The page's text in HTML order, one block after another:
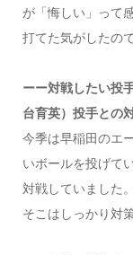
が「悔しい」って
打てた気がしたの
ーー対戦したい投
台育英）投手との
今季は早稲田のエ
いボールを投げて
対戦していました
そこはしっかり対